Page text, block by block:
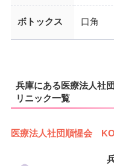
ボトックス 口角
兵庫にある医療法人社
リニック一覧
医療法人社団順惺会